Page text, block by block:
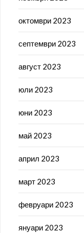
октомври 2023
септември 2023
август 2023
юли 2023
юни 2023
май 2023
април 2023
март 2023
февруари 2023
януари 2023